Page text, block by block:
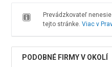
Prevádzkovateľ
tejto stránke. Viac v
PODOBNÉ FIRMY V OKOLÍ